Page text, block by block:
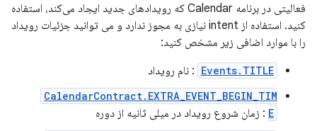
فعالیتی در برنامه Calendar که رویدادهای جدید ایجاد می‌کند، استفاده
کنید. استفاده از intent نیازی به مجوز ندارد و می توانید جزئیات رویداد
را با موارد اضافی زیر مشخص کنید:
Events.TITLE : نام رویداد
CalendarContract.EXTRA_EVENT_BEGIN_TIM
E : زمان شروع رویداد در میلی ثانیه از دوره